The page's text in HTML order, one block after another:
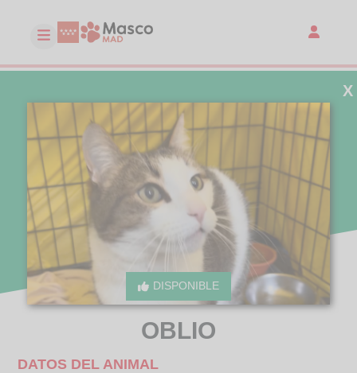
DISPONIBLE
X
OBLIO
DATOS DEL ANIMAL